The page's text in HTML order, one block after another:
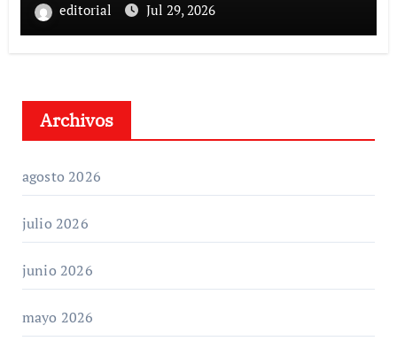
editorial Jul 29, 2026
Archivos
agosto 2026
julio 2026
junio 2026
mayo 2026